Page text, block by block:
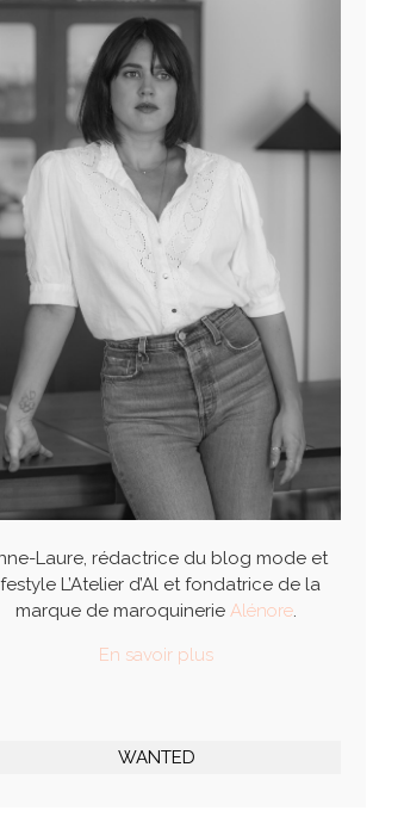
Laure, rédactrice du blog mode et
L’Atelier d’Al et fondatrice de la
marque de maroquinerieAlénore.
En savoir plus
WANTED